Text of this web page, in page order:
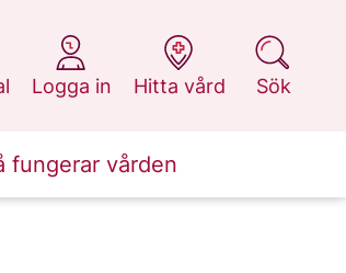
Logga in
på 1177.se
Hitta vård
på 1177.se
Sök
på 1177.se
fungerar vården